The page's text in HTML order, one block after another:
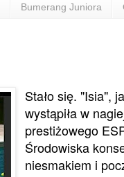
Bumerang Juniora
Stało się. "Isia",
wystąpiła w
prestiżowego
Środowiska
niesmakiem i